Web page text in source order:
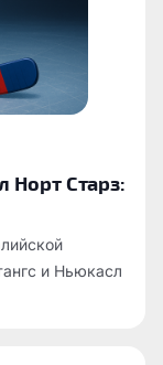
Норт Старз:
и Ньюкасл